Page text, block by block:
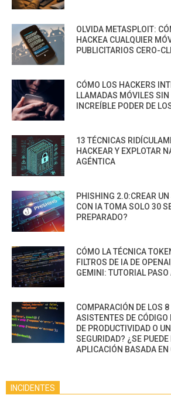
OLVIDA METASPLOIT:
HACKEA CUALQUIER
PUBLICITARIOS CERO-
CÓMO LOS HACKERS
LLAMADAS MÓVILES SIN
INCREÍBLE PODER DE
13 TÉCNICAS
HACKEAR Y EXPLOTAR
AGÉNTICA
PHISHING 2.0:CREAR
CON IA TOMA SOLO 30
PREPARADO?
CÓMO LA TÉCNICA
FILTROS DE IA DE
GEMINI: TUTORIAL PASO
COMPARACIÓN DE LOS
ASISTENTES DE
DE PRODUCTIVIDAD O
SEGURIDAD? ¿SE
APLICACIÓN BASADA EN
INCIDENTES